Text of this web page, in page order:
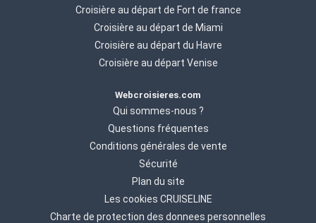
Croisière au départ de Fort de france
Croisière au départ de Miami
Croisière au départ du Havre
Croisière au départ Venise
Webcroisieres.com
Qui sommes-nous ?
Questions fréquentes
Conditions générales de vente
Sécurité
Plan du site
Les cookies CRUISELINE
Charte de protection des donnees personnelles